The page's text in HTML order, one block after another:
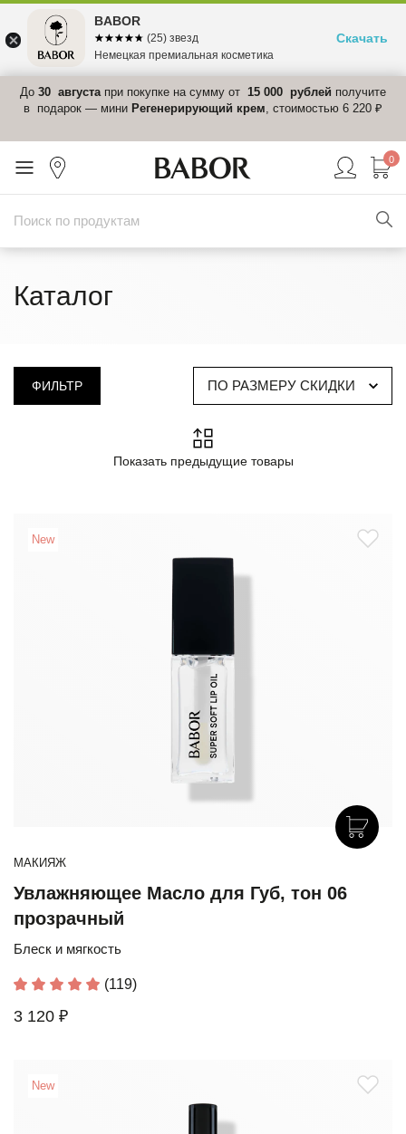
До 30 августапри покупке на сумму от 15 000 рублей получите
в подарок — мини Регенерирующий крем, стоимостью 6 220 ₽
0
Каталог
ФИЛЬТР ПО РАЗМЕРУ СКИДКИ
Показать предыдущие товары
New
МАКИЯЖ
Увлажняющее Масло для Губ, тон 06
прозрачный
Блеск и мягкость
(119)
3 120 ₽
New
BABOR
☆☆☆☆☆
★★★★★ (25) звезд
Немецкая премиальная косметика
Скачать